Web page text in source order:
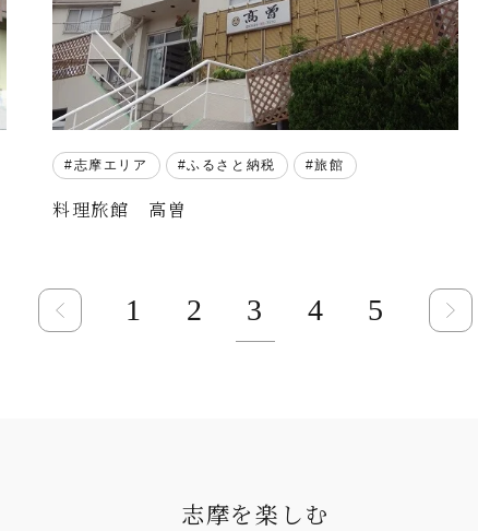
志摩エリア ふるさと納税 旅館
料理旅館 高曽
1 2 3 4 5
志摩を楽しむ